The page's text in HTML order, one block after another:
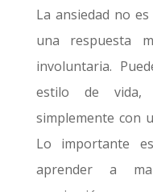
La ansiedad no
una respuesta
involuntaria.
estilo de vida,
simplemente con
Lo importante
aprender a